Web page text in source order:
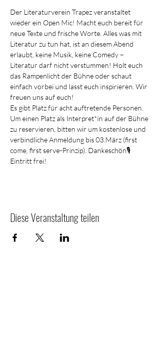
Der Literaturverein Trapez veranstaltet
wieder ein Open Mic! Macht euch bereit für
neue Texte und frische Worte. Alles was mit
Literatur zu tun hat, ist an diesem Abend
erlaubt, keine Musik, keine Comedy –
Literatur darf nicht verstummen! Holt euch
das Rampenlicht der Bühne oder schaut
einfach vorbei und lasst euch inspirieren. Wir
freuen uns auf euch!
Es gibt Platz für acht auftretende Personen.
Um einen Platz als Interpret*in auf der Bühne
zu reservieren, bitten wir um kostenlose und
verbindliche Anmeldung bis 03.März (first
come, first serve-Prinzip). Dankeschön🎙️
Eintritt frei!
Diese Veranstaltung teilen